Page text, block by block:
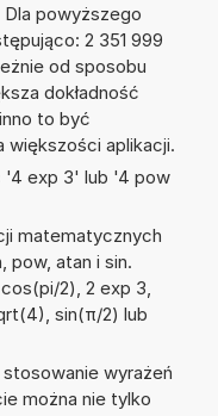
powyższego
2 351 999
od sposobu
dokładność
to być
większości aplikacji.
'4 exp 3' lub '4 pow
matematycznych
pow, atan i sin.
2), 2 exp 3,
sin(π/2) lub
wyrażeń
można nie tylko